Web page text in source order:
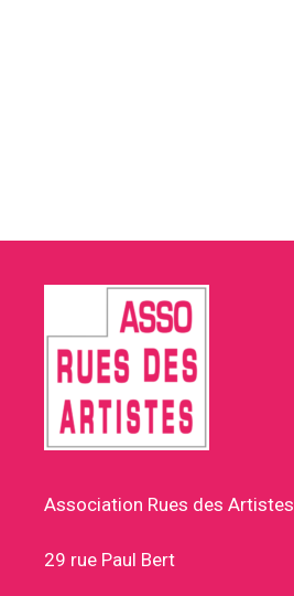
Association Rues des Artistes
29 rue Paul Bert